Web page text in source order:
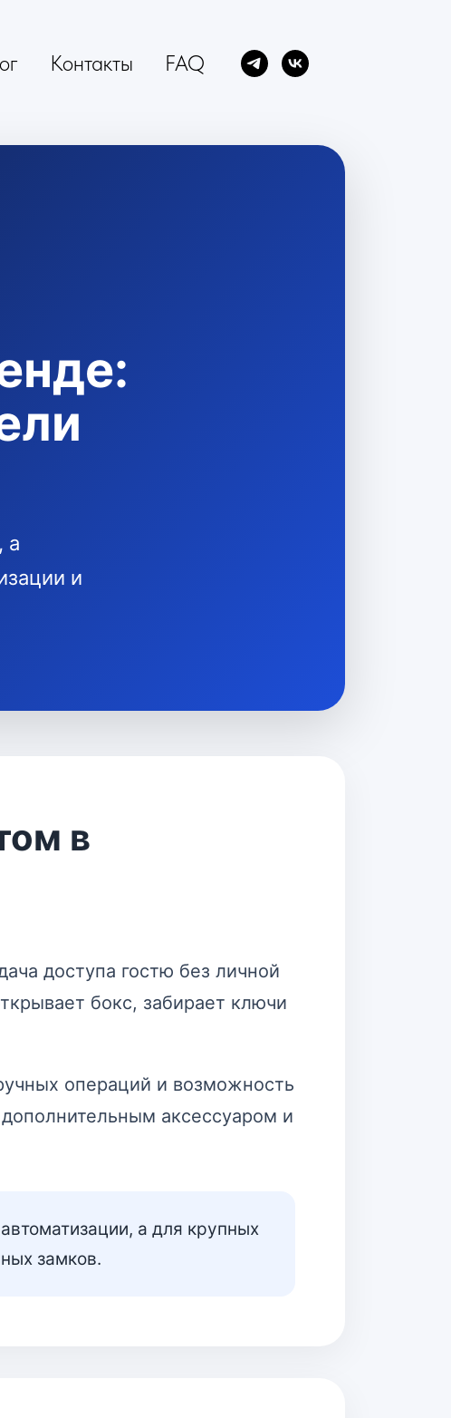
Контакты FAQ
а
и
в
доступа гостю без личной
бокс, забирает ключи
операций и возможность
аксессуаром и
а для крупных
замков.